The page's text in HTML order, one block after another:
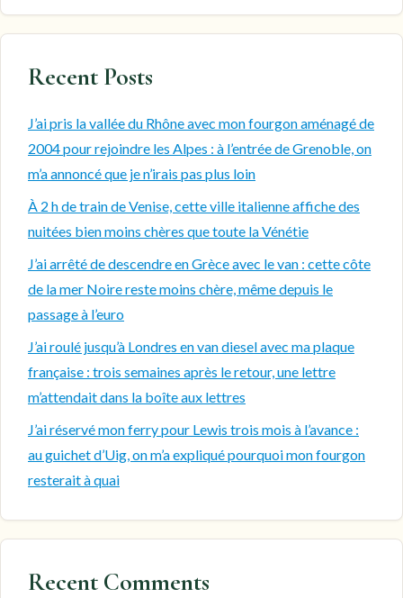
Recent Posts
J’ai pris la vallée du Rhône avec mon fourgon aménagé de
2004 pour rejoindre les Alpes : à l’entrée de Grenoble, on
m’a annoncé que je n’irais pas plus loin
À 2 h de train de Venise, cette ville italienne affiche des
nuitées bien moins chères que toute la Vénétie
J’ai arrêté de descendre en Grèce avec le van : cette côte
de la mer Noire reste moins chère, même depuis le
passage à l’euro
J’ai roulé jusqu’à Londres en van diesel avec ma plaque
française : trois semaines après le retour, une lettre
m’attendait dans la boîte aux lettres
J’ai réservé mon ferry pour Lewis trois mois à l’avance :
au guichet d’Uig, on m’a expliqué pourquoi mon fourgon
resterait à quai
Recent Comments